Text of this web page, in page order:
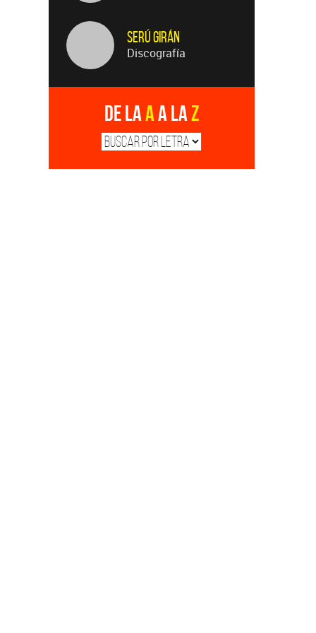
Serú Girán
Discografía
De laAa laZ